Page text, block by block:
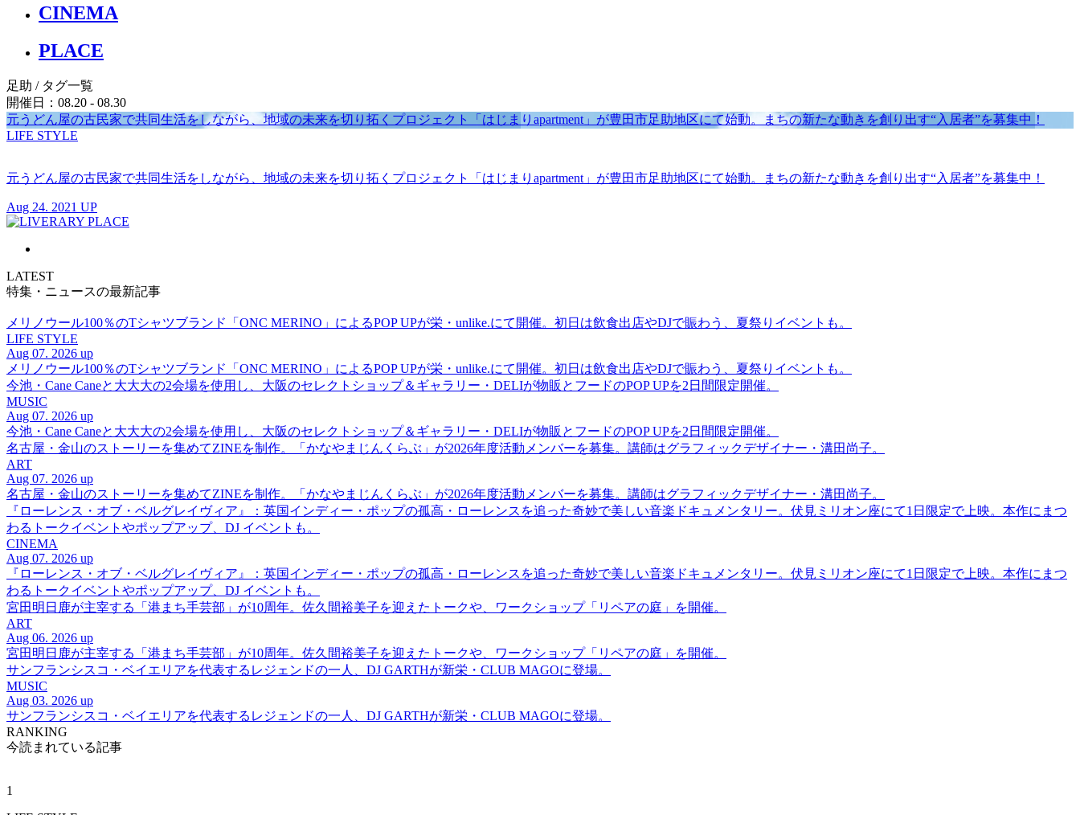
CINEMA
PLACE
足助 / タグ一覧
開催日：08.20 - 08.30
元うどん屋の古民家で共同生活をしながら、地域の未来を切り拓くプロジェクト「はじまりapartment」が豊田市足助地区にて始動。まちの新たな動きを創り出す“入居者”を募集中！
LIFE STYLE
元うどん屋の古民家で共同生活をしながら、地域の未来を切り拓くプロジェクト「はじまりapartment」が豊田市足助地区にて始動。まちの新たな動きを創り出す“入居者”を募集中！
Aug 24. 2021 UP
LATEST
特集・ニュースの最新記事
メリノウール100％のTシャツブランド「ONC MERINO」によるPOP UPが栄・unlike.にて開催。初日は飲食出店やDJで賑わう、夏祭りイベントも。
LIFE STYLE
Aug 07. 2026 up
メリノウール100％のTシャツブランド「ONC MERINO」によるPOP UPが栄・unlike.にて開催。初日は飲食出店やDJで賑わう、夏祭りイベントも。
今池・Cane Caneと大大大の2会場を使用し、大阪のセレクトショップ＆ギャラリー・DELIが物販とフードのPOP UPを2日間限定開催。
MUSIC
Aug 07. 2026 up
今池・Cane Caneと大大大の2会場を使用し、大阪のセレクトショップ＆ギャラリー・DELIが物販とフードのPOP UPを2日間限定開催。
名古屋・金山のストーリーを集めてZINEを制作。「かなやまじんくらぶ」が2026年度活動メンバーを募集。講師はグラフィックデザイナー・溝田尚子。
ART
Aug 07. 2026 up
名古屋・金山のストーリーを集めてZINEを制作。「かなやまじんくらぶ」が2026年度活動メンバーを募集。講師はグラフィックデザイナー・溝田尚子。
『ローレンス・オブ・ベルグレイヴィア』：英国インディー・ポップの孤高・ローレンスを追った奇妙で美しい音楽ドキュメンタリー。伏見ミリオン座にて1日限定で上映。本作にまつ
わるトークイベントやポップアップ、DJ イベントも。
CINEMA
Aug 07. 2026 up
『ローレンス・オブ・ベルグレイヴィア』：英国インディー・ポップの孤高・ローレンスを追った奇妙で美しい音楽ドキュメンタリー。伏見ミリオン座にて1日限定で上映。本作にまつ
わるトークイベントやポップアップ、DJ イベントも。
宮田明日鹿が主宰する「港まち手芸部」が10周年。佐久間裕美子を迎えたトークや、ワークショップ「リペアの庭」を開催。
ART
Aug 06. 2026 up
宮田明日鹿が主宰する「港まち手芸部」が10周年。佐久間裕美子を迎えたトークや、ワークショップ「リペアの庭」を開催。
サンフランシスコ・ベイエリアを代表するレジェンドの一人、DJ GARTHが新栄・CLUB MAGOに登場。
MUSIC
Aug 03. 2026 up
サンフランシスコ・ベイエリアを代表するレジェンドの一人、DJ GARTHが新栄・CLUB MAGOに登場。
RANKING
今読まれている記事
1